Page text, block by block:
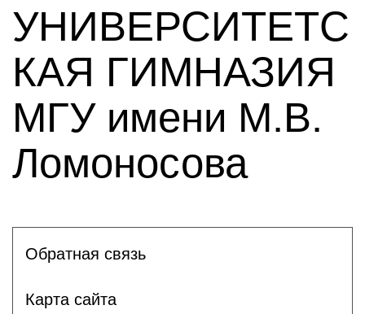
УНИВЕРСИТЕТС
КАЯ ГИМНАЗИЯ
МГУ имени М.В.
Ломоносова
Обратная связь
Карта сайта